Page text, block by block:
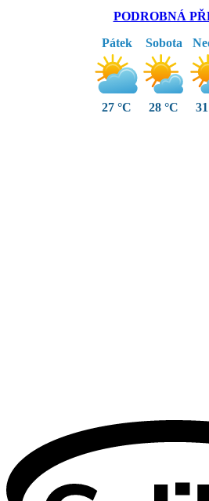
PODROBNÁ
Pátek
27 °C
Sobota
28 °C